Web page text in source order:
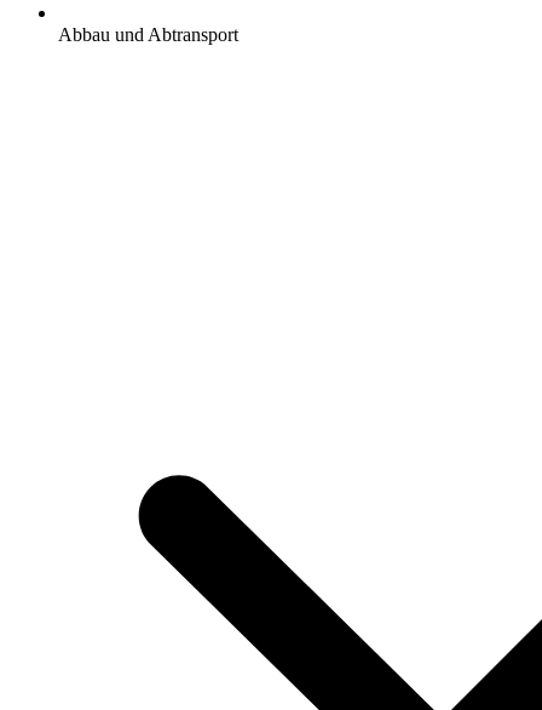
Abbau und Abtransport